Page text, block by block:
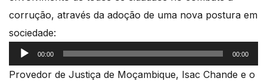
corrução, através da adoção de uma nova postura em
sociedade:
Reprodutor
de
00:00 00:00
Provedor de Justiça de Moçambique, Isac Chande e o